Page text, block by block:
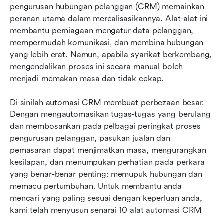
pengurusan hubungan pelanggan (CRM) memainkan
peranan utama dalam merealisasikannya. Alat-alat ini
membantu perniagaan mengatur data pelanggan,
mempermudah komunikasi, dan membina hubungan
yang lebih erat. Namun, apabila syarikat berkembang,
mengendalikan proses ini secara manual boleh
menjadi memakan masa dan tidak cekap.
Di sinilah automasi CRM membuat perbezaan besar.
Dengan mengautomasikan tugas-tugas yang berulang
dan membosankan pada pelbagai peringkat proses
pengurusan pelanggan, pasukan jualan dan
pemasaran dapat menjimatkan masa, mengurangkan
kesilapan, dan menumpukan perhatian pada perkara
yang benar-benar penting: memupuk hubungan dan
memacu pertumbuhan. Untuk membantu anda
mencari yang paling sesuai dengan keperluan anda,
kami telah menyusun senarai 10 alat automasi CRM
10 CRM Teratas dengan automasi
Amalan terbaik untuk melaksanakan automasi
CRM
Kesimpulan
Soalan Lazim
Bacaan berkaitan